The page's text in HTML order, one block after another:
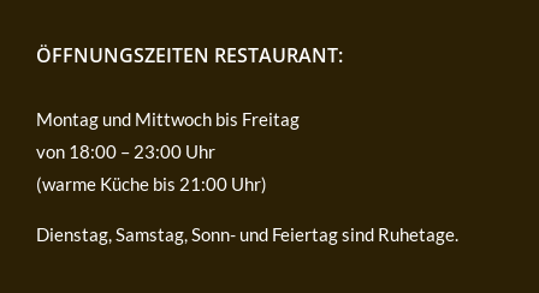
ÖFFNUNGSZEITEN RESTAURANT:
Montag und Mittwoch bis Freitag
von 18:00 – 23:00 Uhr
(warme Küche bis 21:00 Uhr)
Dienstag, Samstag, Sonn- und Feiertag sind Ruhetage.